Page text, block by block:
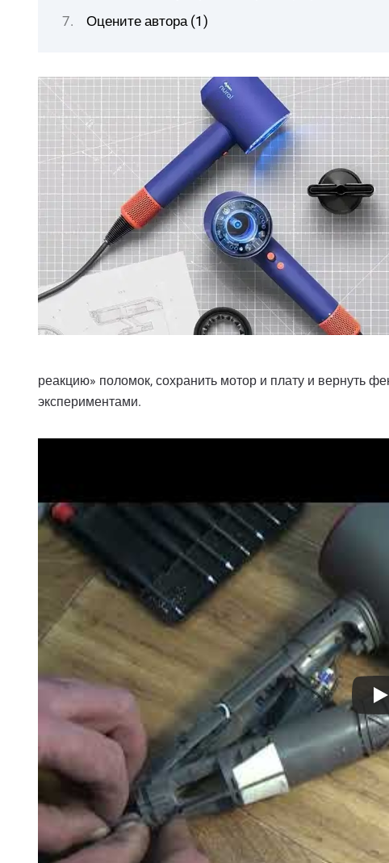
Оцените автора (1)
реакцию» поломок, сохранить мотор и плату и вернуть
экспериментами.